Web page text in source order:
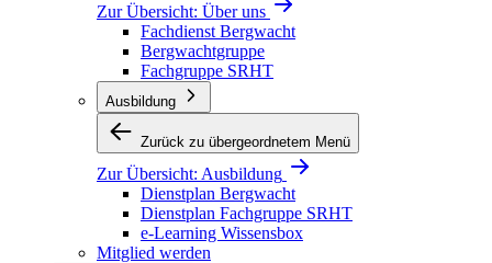
Zur Übersicht: Über uns
Fachdienst Bergwacht
Bergwachtgruppe
Fachgruppe SRHT
Ausbildung
Zurück zu übergeordnetem Menü
Zur Übersicht: Ausbildung
Dienstplan Bergwacht
Dienstplan Fachgruppe SRHT
e-Learning Wissensbox
Mitglied werden